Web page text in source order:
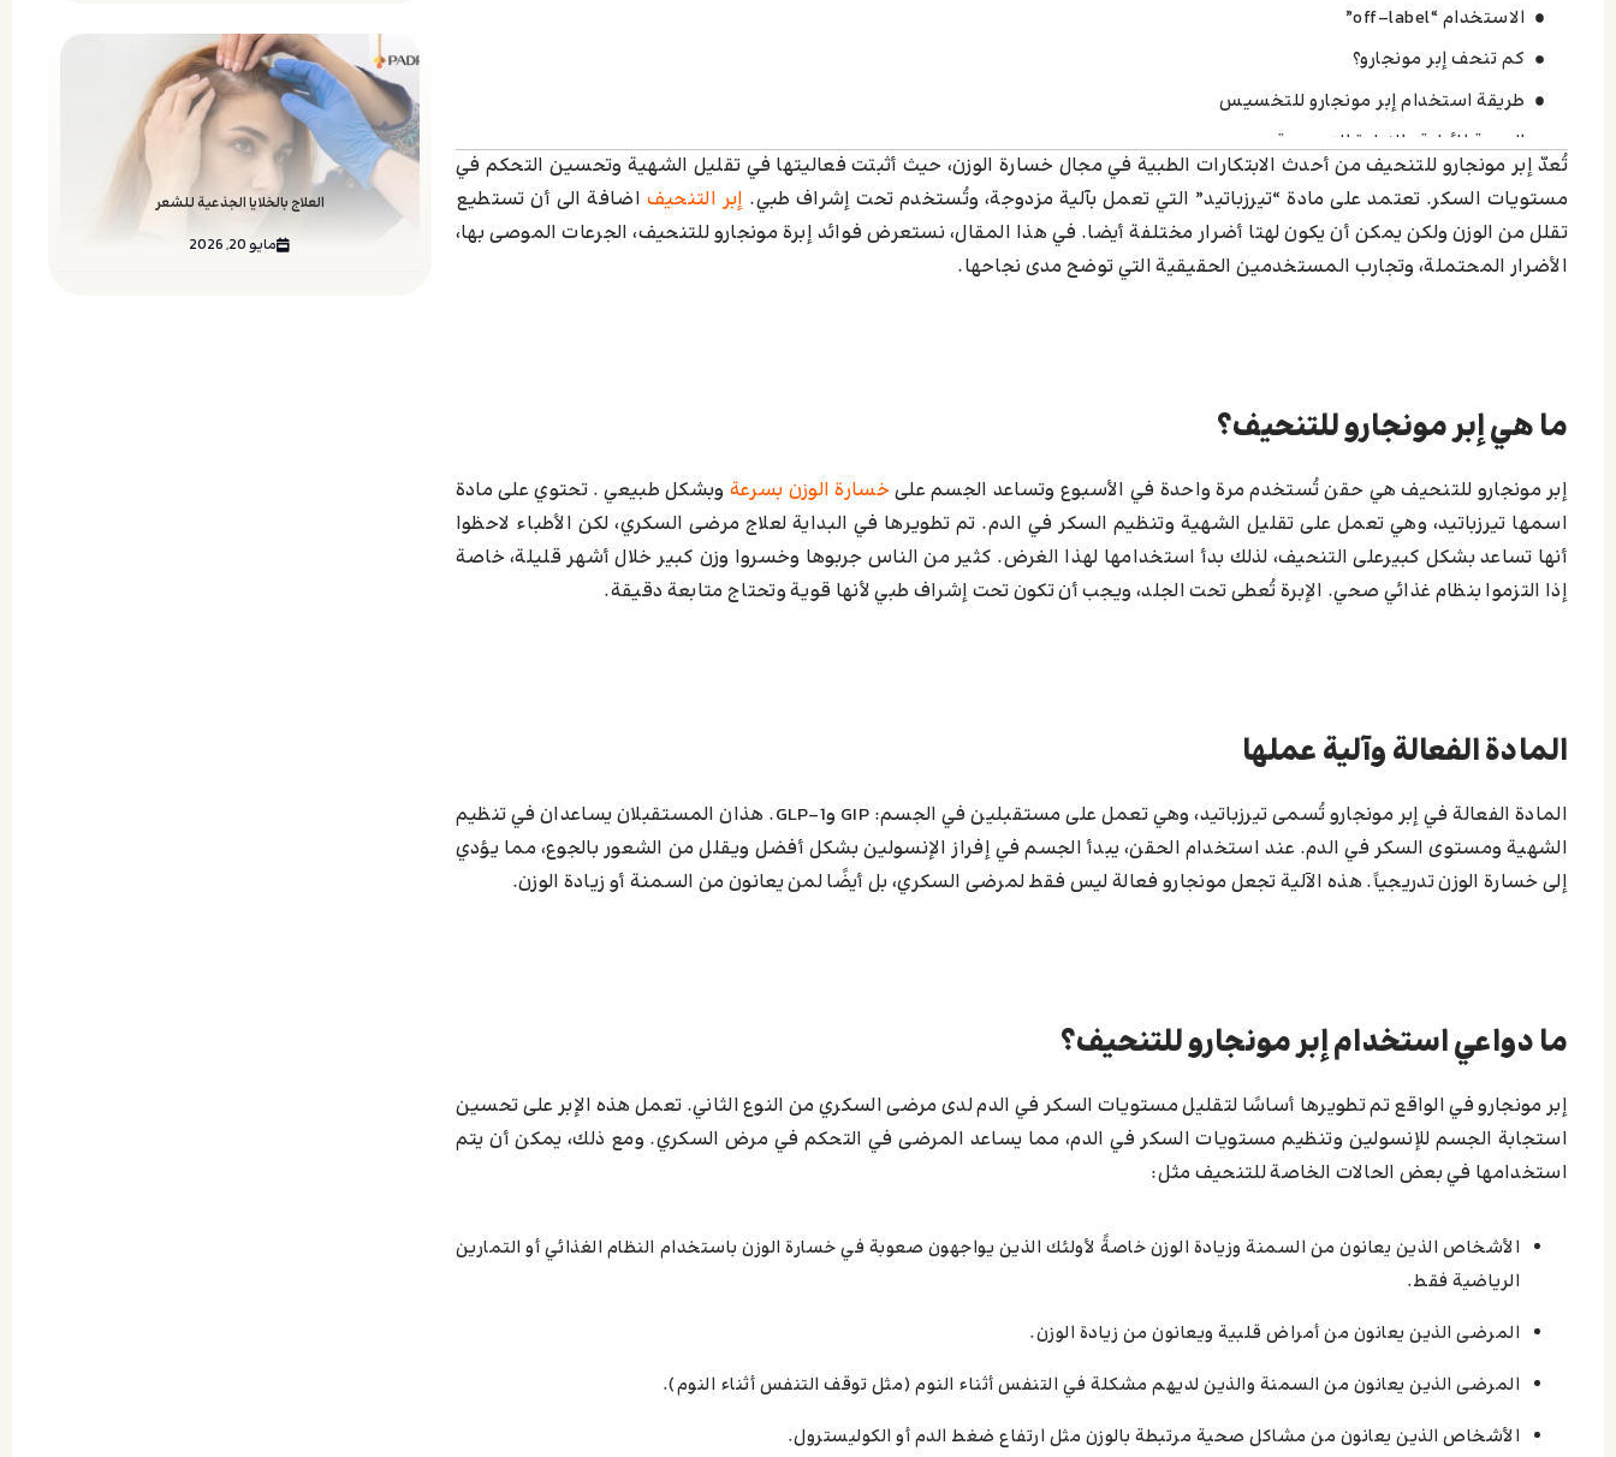
العلاج بالخلايا الجذعية للشعر
مايو 20, 2026
الاستخدام “off-label”
كم تنحف إبر مونجارو؟
طريقة استخدام إبر مونجارو للتخسيس
الجرعة الأولية والزيادة التدريجية
أين تحقن إبر مونجارو للتخسيس
من هم لا یستطيعون إستخدام إبر مونجارو؟
استعدادات ما قبل بدء العلاج بإبر مونجارو للتنحيف
التحذيرات والموانع
سعر وتوافر إبر مونجارو في الدول العربية
التأمين الصحي والتوافر
تجارب حقيقية مع إبر مونجارو للتنحيف
طرق بديلة لحقن التنحيف في عيادة بادرا
تُعدّ إبر مونجارو للتنحيف من أحدث الابتكارات الطبية في مجال خسارة الوزن، حيث أثبتت فعاليتها في تقليل الشهية وتحسين التحكم في
مستويات السكر. تعتمد على مادة “تيرزباتيد” التي تعمل بآلية مزدوجة، وتُستخدم تحت إشراف طبي. إبر التنحيف اضافة الى أن تستطيع
تقلل من الوزن ولكن يمكن أن يكون لهتا أضرار مختلفة أيضا. في هذا المقال، نستعرض فوائد إبرة مونجارو للتنحيف، الجرعات الموصى بها،
الأضرار المحتملة، وتجارب المستخدمين الحقيقية التي توضح مدى نجاحها.
ما هي إبر مونجارو للتنحيف؟
إبر مونجارو للتنحيف هي حقن تُستخدم مرة واحدة في الأسبوع وتساعد الجسم علىخسارة الوزن بسرعة وبشكل طبيعي . تحتوي على مادة
اسمها تيرزباتيد، وهي تعمل على تقليل الشهية وتنظيم السكر في الدم. تم تطويرها في البداية لعلاج مرضى السكري، لكن الأطباء لاحظوا
أنها تساعد بشكل كبيرعلى التنحيف، لذلك بدأ استخدامها لهذا الغرض. كثير من الناس جربوها وخسروا وزن كبير خلال أشهر قليلة، خاصة
إذا التزموا بنظام غذائي صحي. الإبرة تُعطى تحت الجلد، ويجب أن تكون تحت إشراف طبي لأنها قوية وتحتاج متابعة دقيقة.
المادة الفعالة وآلية عملها
المادة الفعالة في إبر مونجارو تُسمى تيرزباتيد، وهي تعمل على مستقبلين في الجسم: GIP وGLP-1. هذان المستقبلان يساعدان في تنظيم
الشهية ومستوى السكر في الدم. عند استخدام الحقن، يبدأ الجسم في إفراز الإنسولين بشكل أفضل ويقلل من الشعور بالجوع، مما يؤدي
إلى خسارة الوزن تدريجياً. هذه الآلية تجعل مونجارو فعالة ليس فقط لمرضى السكري، بل أيضًا لمن يعانون من السمنة أو زيادة الوزن.
ما دواعي استخدام إبر مونجارو للتنحيف؟
إبر مونجارو في الواقع تم تطويرها أساسًا لتقليل مستويات السكر في الدم لدى مرضى السكري من النوع الثاني. تعمل هذه الإبر على تحسين
استجابة الجسم للإنسولين وتنظيم مستويات السكر في الدم، مما يساعد المرضى في التحكم في مرض السكري. ومع ذلك، يمكن أن يتم
استخدامها في بعض الحالات الخاصة للتنحيف مثل:
الأشخاص الذين يعانون من السمنة وزيادة الوزن خاصةً لأولئك الذين يواجهون صعوبة في خسارة الوزن باستخدام النظام الغذائي أو التمارين
الرياضية فقط.
المرضى الذين يعانون من أمراض قلبية ويعانون من زيادة الوزن.
المرضى الذين يعانون من السمنة والذين لديهم مشكلة في التنفس أثناء النوم (مثل توقف التنفس أثناء النوم).
الأشخاص الذين يعانون من مشاكل صحية مرتبطة بالوزن مثل ارتفاع ضغط الدم أو الكوليسترول.